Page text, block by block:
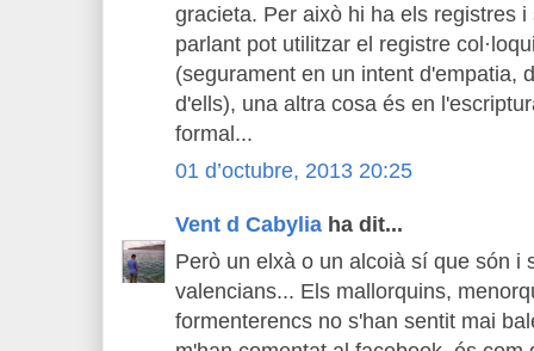
gracieta. Per això hi ha els registres
parlant pot utilitzar el registre
(segurament en un intent d'empatia,
d'ells), una altra cosa és en
formal...
01 d’octubre, 2013 20:25
Vent d Cabylia ha dit...
Però un elxà o un alcoià sí que són i
valencians... Els mallorquins,
formenterencs no s'han sentit mai